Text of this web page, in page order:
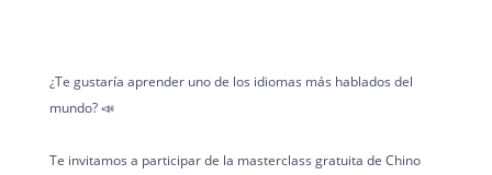
¿Te gustaría aprender uno de los idiomas más hablados del
mundo? 📣
Te invitamos a participar de la masterclass gratuita de Chino